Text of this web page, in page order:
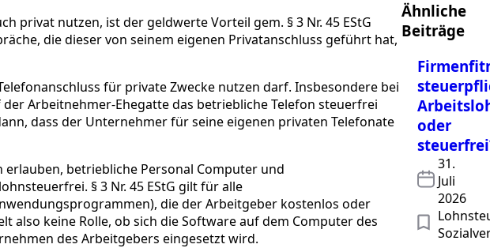
privat nutzen, ist der geldwerte Vorteil gem. § 3 Nr. 45 EStG
die dieser von seinem eigenen Privatanschluss geführt hat,
für private Zwecke nutzen darf. Insbesondere bei
Arbeitnehmer-Ehegatte das betriebliche Telefon steuerfrei
dass der Unternehmer für seine eigenen privaten Telefonate
betriebliche Personal Computer und
§ 3 Nr. 45 EStG gilt für alle
die der Arbeitgeber kostenlos oder
also keine Rolle, ob sich die Software auf dem Computer des
des Arbeitgebers eingesetzt wird.
Ähnliche
Beiträge
oder
31.
Juli
2026